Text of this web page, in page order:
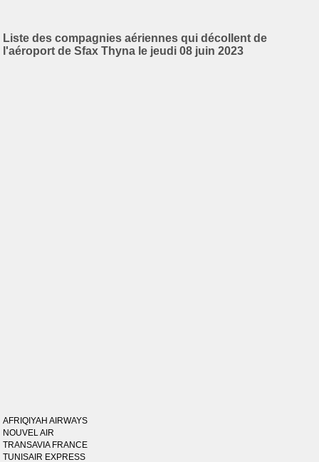
Liste des compagnies aériennes qui décollent de
l'aéroport de Sfax Thyna le jeudi 08 juin 2023
AFRIQIYAH AIRWAYS
NOUVEL AIR
TRANSAVIA FRANCE
TUNISAIR EXPRESS